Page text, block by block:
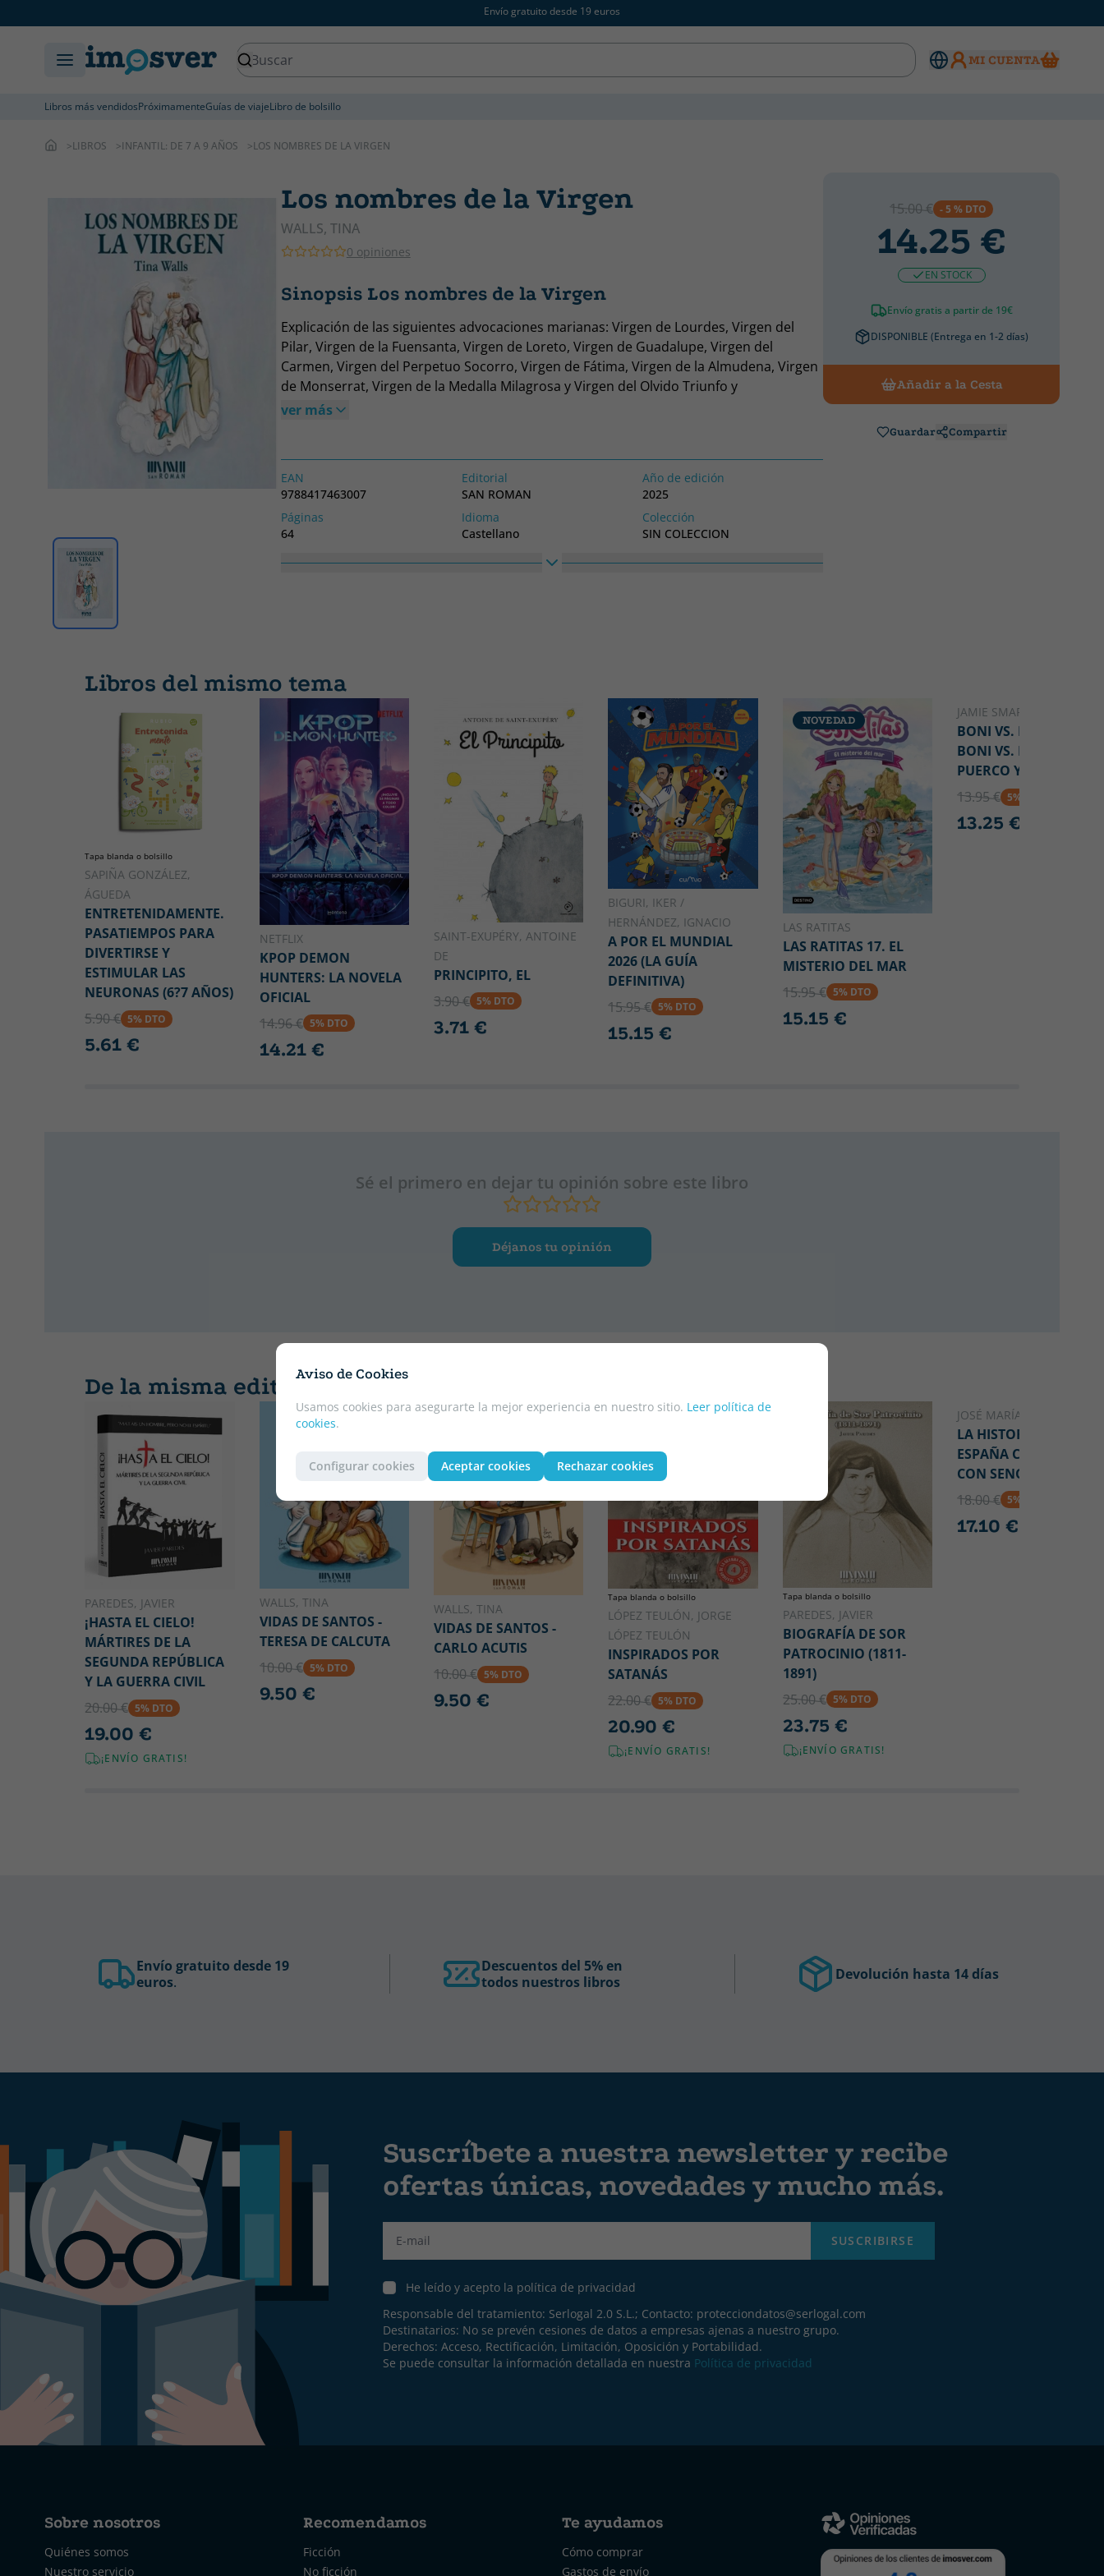
Envío gratuito desde 19 euros
MI CUENTA
Libros más vendidosPróximamenteGuías de viajeLibro de bolsillo
Aviso de Cookies
Usamos cookies para asegurarte la mejor experiencia en nuestro sitio. Leer política de
cookies.
Configurar cookies Aceptar cookies Rechazar cookies
LIBROS INFANTIL: DE 7 A 9 AÑOS LOS NOMBRES DE LA VIRGEN
Los nombres de la Virgen
WALLS, TINA
0 opiniones
Sinopsis Los nombres de la Virgen
Explicación de las siguientes advocaciones marianas: Virgen de Lourdes, Virgen del
Pilar, Virgen de la Fuensanta, Virgen de Loreto, Virgen de Guadalupe, Virgen del
Carmen, Virgen del Perpetuo Socorro, Virgen de Fátima, Virgen de la Almudena, Virgen
de Monserrat, Virgen de la Medalla Milagrosa y Virgen del Olvido Triunfo y
Misericordias.
ver más
EAN
9788417463007
Editorial
SAN ROMAN
Año de edición
2025
Páginas
64
Idioma
Castellano
Colección
SIN COLECCION
15.00 € - 5 % DTO
14.25 €
EN STOCK
Envío gratis a partir de 19€
DISPONIBLE (Entrega en 1-2 días)
Añadir a la Cesta
Guardar Compartir
Libros del mismo tema
Tapa blanda o bolsillo
SAPIÑA GONZÁLEZ,
ÁGUEDA
ENTRETENIDAMENTE.
PASATIEMPOS PARA
DIVERTIRSE Y
ESTIMULAR LAS
NEURONAS (6?7 AÑOS)
5.90 € 5% DTO
5.61 €
NETFLIX
KPOP DEMON
HUNTERS: LA NOVELA
OFICIAL
14.96 € 5% DTO
14.21 €
SAINT-EXUPÉRY, ANTOINE
DE
PRINCIPITO, EL
3.90 € 5% DTO
3.71 €
BIGURI, IKER /
HERNÁNDEZ, IGNACIO
A POR EL MUNDIAL
2026 (LA GUÍA
DEFINITIVA)
15.95 € 5% DTO
15.15 €
NOVEDAD
LAS RATITAS
LAS RATITAS 17. EL
MISTERIO DEL MAR
15.95 € 5% DTO
15.15 €
NOVEDAD
JAMIE SMART
BONI VS. MONO 8.
BONI VS. MONO EN
PUERCO Y ALMA
13.95 € 5% DTO
13.25 €
Sé el primero en dejar tu opinión sobre este libro
Déjanos tu opinión
De la misma editorial
PAREDES, JAVIER
¡HASTA EL CIELO!
MÁRTIRES DE LA
SEGUNDA REPÚBLICA
Y LA GUERRA CIVIL
20.00 € 5% DTO
19.00 €
¡ENVÍO GRATIS!
WALLS, TINA
VIDAS DE SANTOS -
TERESA DE CALCUTA
10.00 € 5% DTO
9.50 €
WALLS, TINA
VIDAS DE SANTOS -
CARLO ACUTIS
10.00 € 5% DTO
9.50 €
Tapa blanda o bolsillo
LÓPEZ TEULÓN, JORGE
LÓPEZ TEULÓN
INSPIRADOS POR
SATANÁS
22.00 € 5% DTO
20.90 €
¡ENVÍO GRATIS!
Tapa blanda o bolsillo
PAREDES, JAVIER
BIOGRAFÍA DE SOR
PATROCINIO (1811-
1891)
25.00 € 5% DTO
23.75 €
¡ENVÍO GRATIS!
JOSÉ MARÍA PEMÁN
LA HISTORIA DE
ESPAÑA CONTADA
CON SENCILLEZ
18.00 € 5% DTO
17.10 €
Envío gratuito desde 19
euros.
Descuentos del 5% en
todos nuestros libros
Devolución hasta 14 días
Suscríbete a nuestra newsletter y recibe
ofertas únicas, novedades y mucho más.
SUSCRIBIRSE
He leído y acepto la política de privacidad
Responsable del tratamiento: Serlogal 2.0 S.L.; Contacto: protecciondatos@serlogal.com
Destinatarios: No se prevén cesiones de datos a empresas ajenas a nuestro grupo.
Derechos: Acceso, Rectificación, Limitación, Oposición y Portabilidad.
Se puede consultar la información detallada en nuestra Política de privacidad
Sobre nosotros
Quiénes somos
Nuestro servicio
Recomendamos
Ficción
No ficción
Te ayudamos
Cómo comprar
Gastos de envío